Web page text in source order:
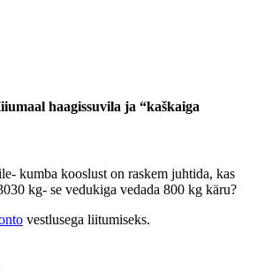
haagissuvila ja “kaškaiga
kumba kooslust on raskem juhtida, kas
kg- se vedukiga vedada 800 kg käru?
vestlusega liitumiseks.